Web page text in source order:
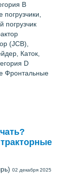
В
погрузчик
(JCB),
Каток,
D
Фронтальные
02 декабря 2025